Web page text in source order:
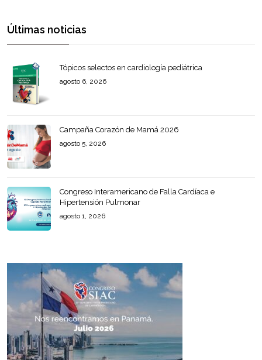
Últimas noticias
Tópicos selectos en cardiología pediátrica
agosto 6, 2026
Campaña Corazón de Mamá 2026
agosto 5, 2026
Congreso Interamericano de Falla Cardíaca e
Hipertensión Pulmonar
agosto 1, 2026